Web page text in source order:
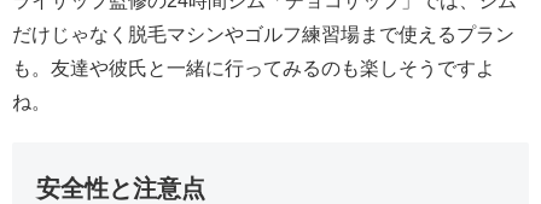
だけじゃなく脱毛マシンやゴルフ練習場まで使えるプラン
も。友達や彼氏と一緒に行ってみるのも楽しそうですよ
ね。
安全性と注意点